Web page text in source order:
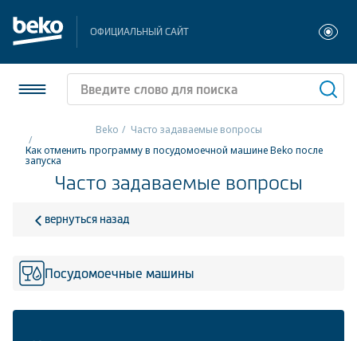
ОФИЦИАЛЬНЫЙ САЙТ
Холодильники и морозильники
Стиральные и сушильные машины
Посудомоечные машины
Beko
Часто задаваемые вопросы
Как отменить программу в посудомоечной машине Beko после
запуска
Часто задаваемые вопросы
вернуться назад
Посудомоечные машины